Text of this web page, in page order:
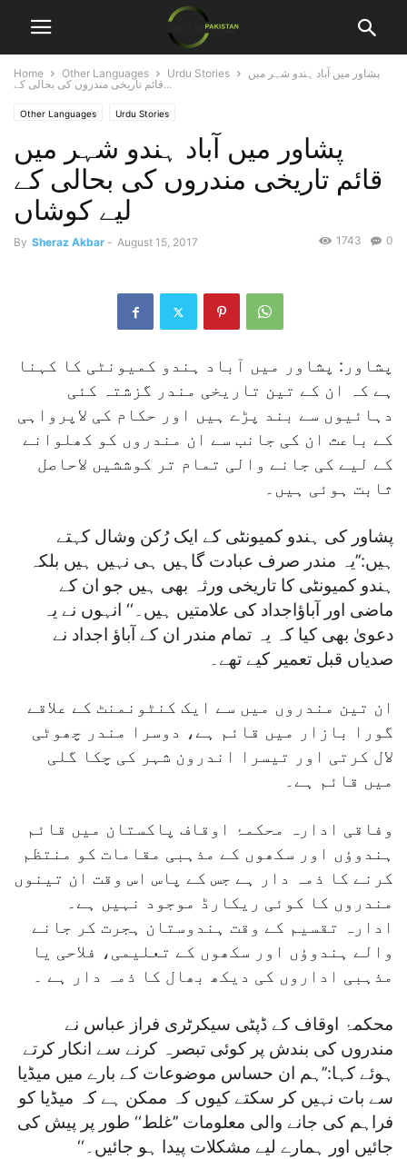
Home Other Languages Urdu Stories
پشاور میں آباد ہندو شہر میں
قائم تاریخی مندروں کی بحالی کے...
Other Languages Urdu Stories
پشاور میں آباد ہندو شہر میں
قائم تاریخی مندروں کی بحالی کے
لیے کوشاں
By Sheraz Akbar - August 15, 2017 0
1743
پشاور: پشاور میں آباد ہندو کمیونٹی کا کہنا
ہے کہ ان کے تین تاریخی مندر گزشتہ کئی
دہائیوں سے بند پڑے ہیں اور حکام کی لاپرواہی
کے باعث ان کی جانب سے ان مندروں کو کھلوانے
کے لیے کی جانے والی تمام تر کوششیں لاحاصل
ثابت ہوئی ہیں۔
پشاور کی ہندو کمیونٹی کے ایک رُکن وشال کہتے
ہیں:’’یہ مندر صرف عبادت گاہیں ہی نہیں ہیں بلکہ
ہندو کمیونٹی کا تاریخی ورثہ بھی ہیں جو ان کے
ماضی اور آباؤاجداد کی علامتیں ہیں۔‘‘ انہوں نے یہ
دعویٰ بھی کیا کہ یہ تمام مندر ان کے آباؤ اجداد نے
صدیاں قبل تعمیر کیے تھے۔
ان تین مندروں میں سے ایک کنٹونمنٹ کے علاقے
گورا بازار میں قائم ہے، دوسرا مندر چھوٹی
لال کرتی اور تیسرا اندرون شہر کی چکا گلی
میں قائم ہے۔
وفاقی ادارہ محکمۂ اوقاف پاکستان میں قائم
ہندوؤں اور سکھوں کے مذہبی مقامات کو منتظم
کرنے کا ذمہ دار ہے جس کے پاس اس وقت ان تینوں
مندروں کا کوئی ریکارڈ موجود نہیں ہے۔
ادارہ تقسیم کے وقت ہندوستان ہجرت کر جانے
والے ہندوؤں اور سکھوں کے تعلیمی، فلاحی یا
مذہبی اداروں کی دیکھ بھال کا ذمہ دار ہے ۔
محکمۂ اوقاف کے ڈپٹی سیکرٹری فراز عباس نے
مندروں کی بندش پر کوئی تبصرہ کرنے سے انکار کرتے
ہوئے کہا:’’ہم ان حساس موضوعات کے بارے میں میڈیا
سے بات نہیں کر سکتے کیوں کہ ممکن ہے کہ میڈیا کو
فراہم کی جانے والی معلومات ’’غلط‘‘ طور پر پیش کی
جائیں اور ہمارے لیے مشکلات پیدا ہو جائیں۔‘‘